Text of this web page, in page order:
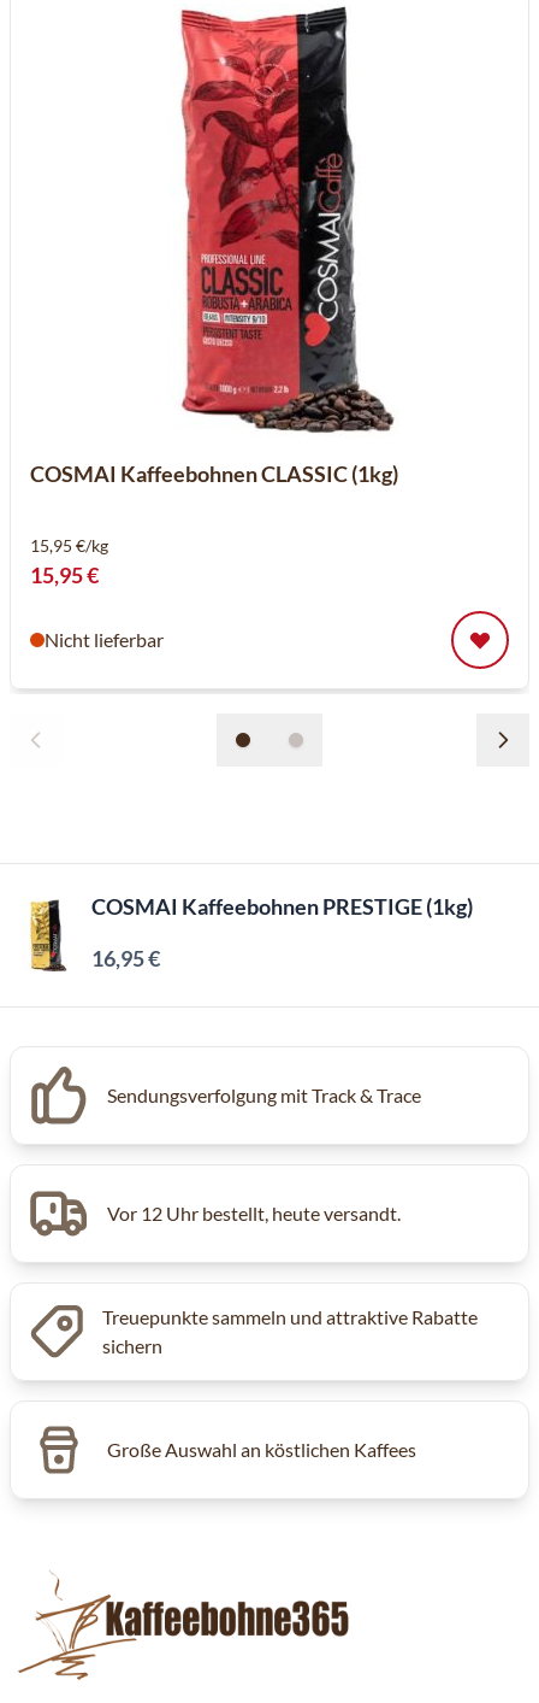
COSMAI Kaffeebohnen CLASSIC (1kg)
15,95 €/kg
15,95 €
Nicht lieferbar
COSMAI Kaffeebohnen PRESTIGE (1kg)
16,95 €
Sendungsverfolgung mit Track & Trace
Vor 12 Uhr bestellt, heute versandt.
Treuepunkte sammeln und attraktive Rabatte
sichern
Große Auswahl an köstlichen Kaffees